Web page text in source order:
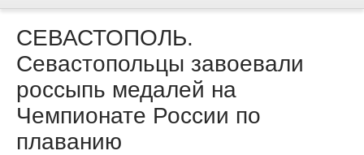
СЕВАСТОПОЛЬ.
Севастопольцы завоевали
россыпь медалей на
Чемпионате России по
плаванию